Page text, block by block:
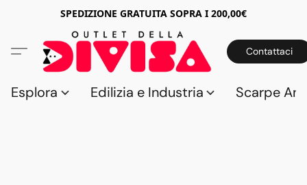
SPEDIZIONE GRATUITA SOPRA I 200,00€
Contattaci
Esplora Edilizia e Industria Scarpe